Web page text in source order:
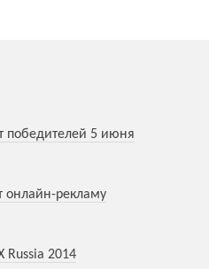
победителей 5 июня
онлайн-рекламу
Russia 2014